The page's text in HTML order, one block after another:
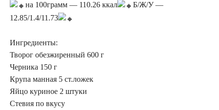
на 100грамм — 110.26 ккал
Б/Ж/У —
12.85/1.4/11.73
Ингредиенты:
Творог обезжиренный 600 г
Черника 150 г
Крупа манная 5 ст.ложек
Яйцо куриное 2 штуки
Стевия по вкусу